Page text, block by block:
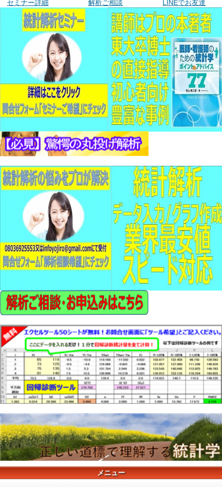
セミナー詳細
解析ご相談 LINEでお友達
メニュー